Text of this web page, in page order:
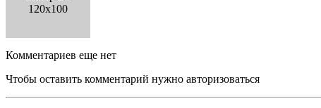
120x100
Комментариев еще нет
Чтобы оставить комментарий нужно авторизоваться